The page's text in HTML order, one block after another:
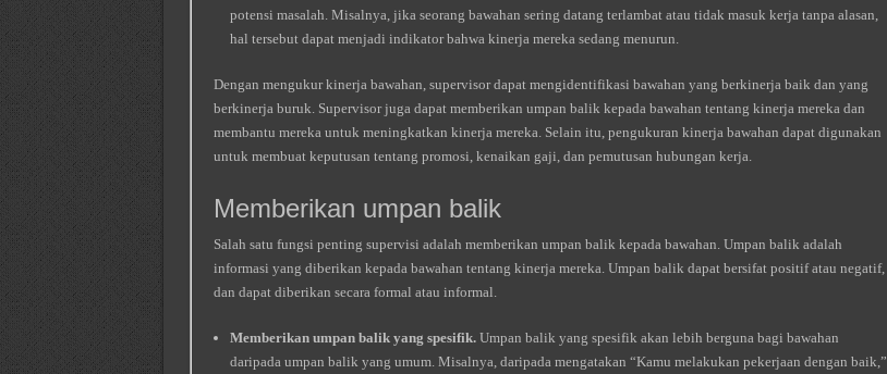
potensi masalah. Misalnya, jika seorang bawahan sering datang terlambat atau tidak masuk kerja tanpa alasan,
hal tersebut dapat menjadi indikator bahwa kinerja mereka sedang menurun.
Dengan mengukur kinerja bawahan, supervisor dapat mengidentifikasi bawahan yang berkinerja baik dan yang
berkinerja buruk. Supervisor juga dapat memberikan umpan balik kepada bawahan tentang kinerja mereka dan
membantu mereka untuk meningkatkan kinerja mereka. Selain itu, pengukuran kinerja bawahan dapat digunakan
untuk membuat keputusan tentang promosi, kenaikan gaji, dan pemutusan hubungan kerja.
Memberikan umpan balik
Salah satu fungsi penting supervisi adalah memberikan umpan balik kepada bawahan. Umpan balik adalah
informasi yang diberikan kepada bawahan tentang kinerja mereka. Umpan balik dapat bersifat positif atau negatif,
dan dapat diberikan secara formal atau informal.
Memberikan umpan balik yang spesifik.Umpan balik yang spesifik akan lebih berguna bagi bawahan
daripada umpan balik yang umum. Misalnya, daripada mengatakan “Kamu melakukan pekerjaan dengan baik,”